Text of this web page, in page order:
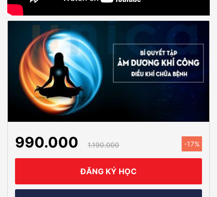
990.000 1.190.000 -17%
ĐĂNG KÝ HỌC